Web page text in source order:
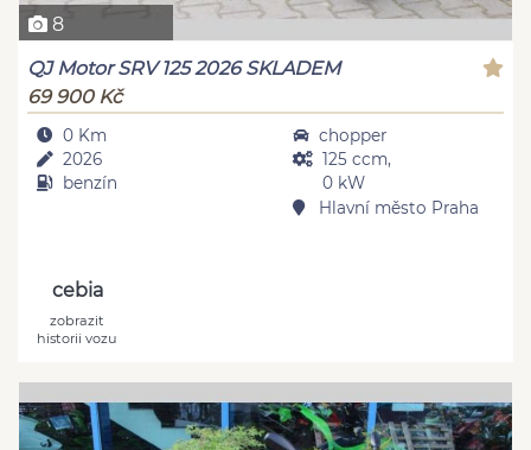
8
QJ Motor SRV 125 2026 SKLADEM
69 900 Kč
0 Km
2026
benzín
chopper
125 ccm,
0 kW
Hlavní město Praha
cebia
zobrazit
historii vozu